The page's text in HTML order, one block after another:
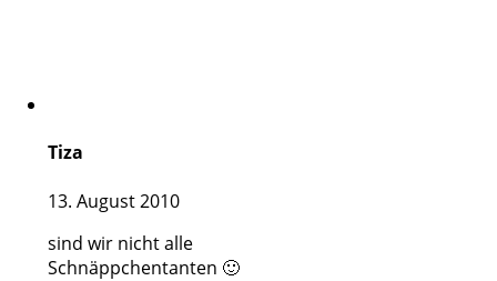
Tiza
13. August 2010
sind wir nicht alle
Schnäppchentanten 🙂